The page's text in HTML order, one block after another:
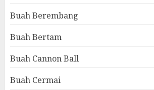
Buah Berembang
Buah Bertam
Buah Cannon Ball
Buah Cermai